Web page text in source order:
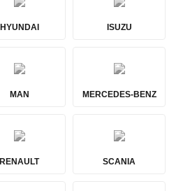
HYUNDAI ISUZU
MAN MERCEDES-BENZ
RENAULT SCANIA